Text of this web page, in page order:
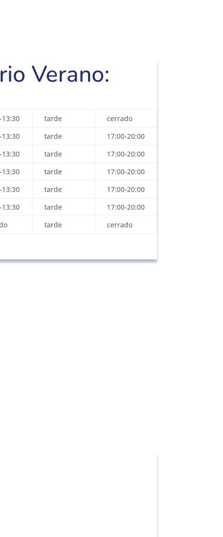
Verano:
tarde
cerrado
tarde
17:00-20:00
tarde
17:00-20:00
tarde
17:00-20:00
tarde
17:00-20:00
tarde
17:00-20:00
tarde cerrado